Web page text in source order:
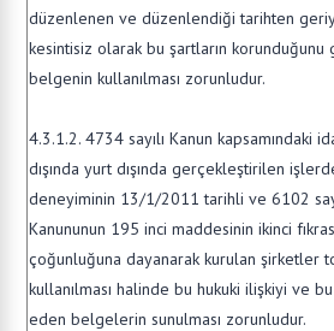
düzenlenen ve düzenlendiği tarihten
kesintisiz olarak bu şartların
belgenin kullanılması zorunludur.
4.3.1.2. 4734 sayılı Kanun kapsamındaki
dışında yurt dışında gerçekleştirilen
deneyiminin 13/1/2011 tarihli ve 6102
Kanununun 195 inci maddesinin ikinci
çoğunluğuna dayanarak kurulan şirketler
kullanılması halinde bu hukuki ilişkiyi ve
eden belgelerin sunulması zorunludur.